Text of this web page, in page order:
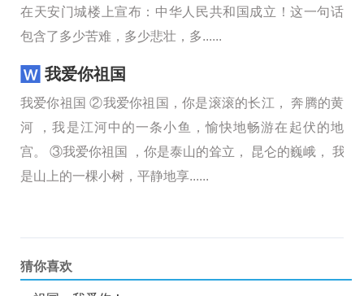
在天安门城楼上宣布：中华人民共和国成立！这一句话
包含了多少苦难，多少悲壮，多......
我爱你祖国
我爱你祖国 ②我爱你祖国，你是滚滚的长江， 奔腾的黄
河 ，我是江河中的一条小鱼，愉快地畅游在起伏的地
宫。 ③我爱你祖国 ，你是泰山的耸立， 昆仑的巍峨， 我
是山上的一棵小树，平静地享......
猜你喜欢